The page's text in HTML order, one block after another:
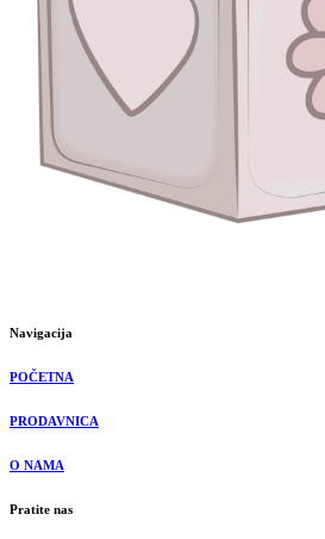
Navigacija
POČETNA
PRODAVNICA
O NAMA
Pratite nas